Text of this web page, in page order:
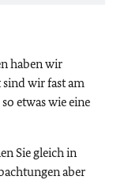
haben wir
wir fast am
etwas wie eine
Sie gleich in
aber